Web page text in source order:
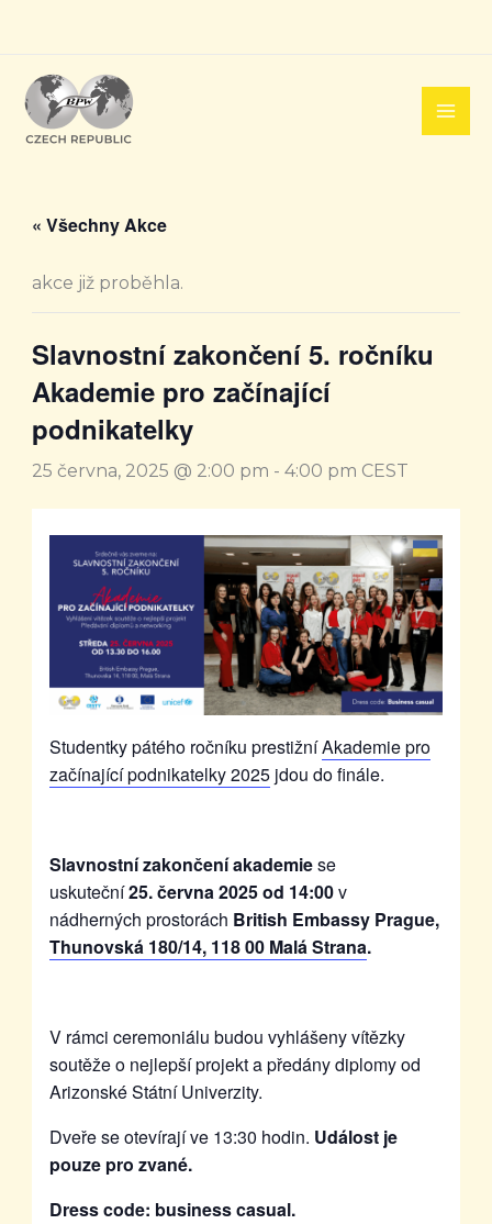
obsah
« Všechny Akce
akce již proběhla.
Slavnostní zakončení 5. ročníku
Akademie pro začínající
podnikatelky
25 června, 2025 @ 2:00 pm - 4:00 pm CEST
Studentky pátého ročníku prestižníAkademie pro
začínající podnikatelky 2025jdou do finále.
Slavnostní zakončení akademiese
uskuteční25. června 2025 od 14:00v
nádherných prostorách British Embassy Prague,
Thunovská 180/14, 118 00 Malá Strana.
V rámci ceremoniálu budou vyhlášeny vítězky
soutěže o nejlepší projekt a předány diplomy od
Arizonské Státní Univerzity.
Dveře se otevírají ve 13:30 hodin. Událost je
pouze pro zvané.
Dress code: business casual.